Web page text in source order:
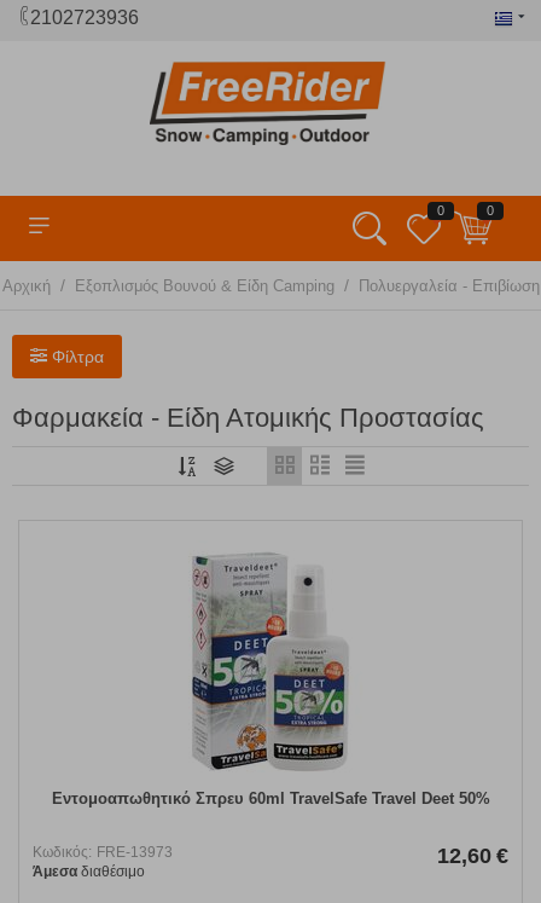
2102723936
0 0
Αρχική / Εξοπλισμός Βουνού & Είδη Camping / Πολυεργαλεία -
Φίλτρα
Φαρμακεία - Είδη Ατομικής Προστασίας
Εντομοαπωθητικό Σπρευ 60ml TravelSafe Travel Deet 50%
Κωδικός: FRE-13973
Άμεσα διαθέσιμο
12,60 €